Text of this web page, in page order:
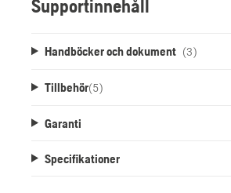
Supportinnehåll
Handböcker och dokument (3)
Tillbehör(5)
Garanti
Specifikationer